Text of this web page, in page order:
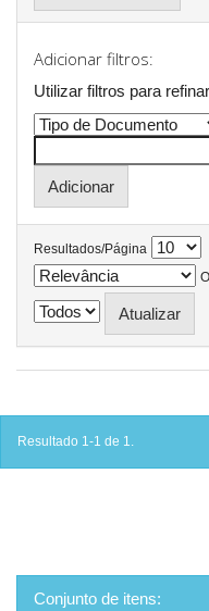
Adicionar filtros:
Utilizar filtros para
Resultados/Página
Resultado 1-1 de 1.
Conjunto de itens: